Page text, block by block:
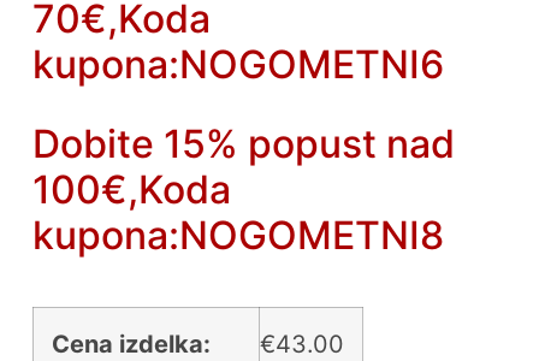
70€,Koda
kupona:NOGOMETNI6
Dobite 15% popust nad
100€,Koda
kupona:NOGOMETNI8
Cena izdelka: €43.00